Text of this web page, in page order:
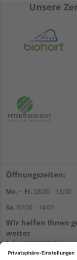
Unsere
Öffnungszeiten:
Mo. – Fr. 08:00 – 18:00
Sa. 09:00 – 14:00
Wir helfen Ihnen
weiter
Tel.:+49 8152 99266
E-Mail:shop@schlecht.de